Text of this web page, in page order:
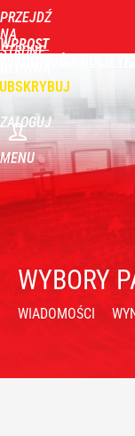
PRZEJDŹ
NA
STRONĘ
WPROST
ZALOGUJ
MENU
WYBORY
WIADOMOŚCI